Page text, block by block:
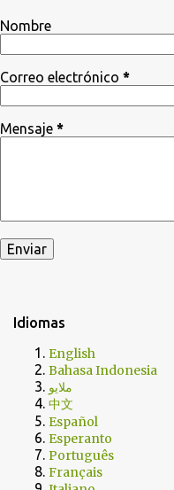
Nombre
Correo electrónico *
Mensaje *
Idiomas
English
Bahasa Indonesia
ملايو
中文
Español
Esperanto
Português
Français